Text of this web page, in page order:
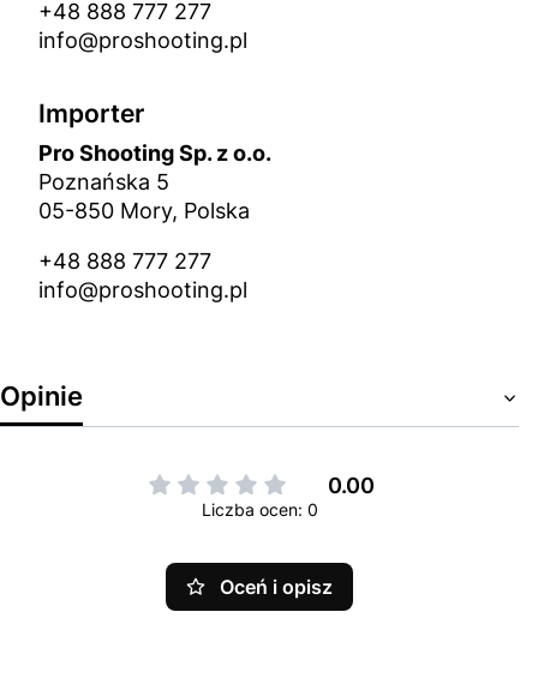
+48 888 777 277
info@proshooting.pl
Importer
Pro Shooting Sp. z o.o.
Poznańska 5
05-850 Mory, Polska
+48 888 777 277
info@proshooting.pl
Opinie
0.00
Liczba ocen: 0
Oceń i opisz